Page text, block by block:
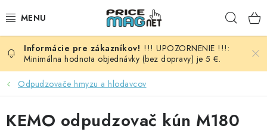
na
BATÉRIE
AUDIO - VIDEO
AUTO HI-FI
!!! UPOZORNENIE !!!:
Minimálna hodnota objednávky (bez dopravy) je 5 €.
Odpudzovače hmyzu a hlodavcov
KEMO odpudzovač kún M180